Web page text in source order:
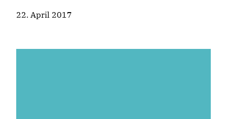
22. April 2017